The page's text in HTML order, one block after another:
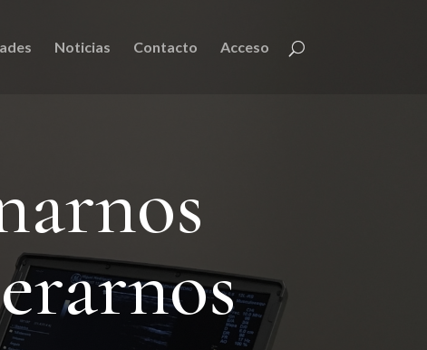
Noticias Contacto Acceso